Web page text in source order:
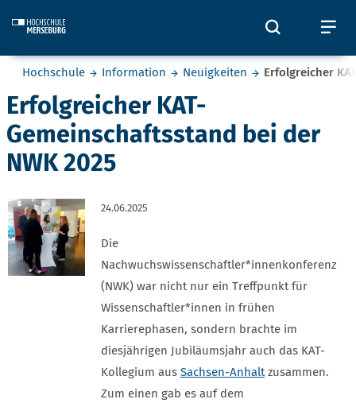
Öffnet
Sie befinden sich hier:
Hochschule Information Neuigkeiten Erfolgreicher
Erfolgreicher KAT-
Gemeinschaftsstand bei der
NWK 2025
24.06.2025
Die
Nachwuchswissenschaftler*innenkonferenz
(NWK) war nicht nur ein Treffpunkt für
Wissenschaftler*innen in frühen
Karrierephasen, sondern brachte im
diesjährigen Jubiläumsjahr auch das KAT-
Kollegium aus Sachsen-Anhaltzusammen.
Zum einen gab es auf dem